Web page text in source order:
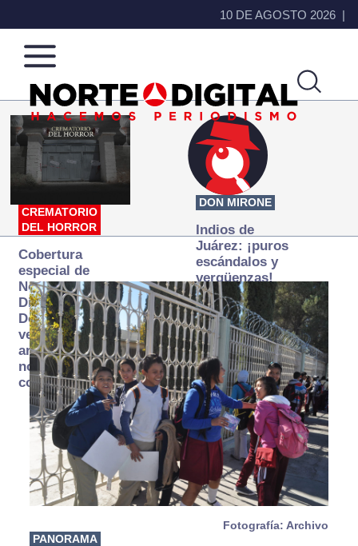
10 DE AGOSTO 2026
Norte
de
Ciudad
Más
que
noticias,
hacemos periodismo
CREMATORIO
DEL HORROR
Cobertura
especial de
Norte
Digital:
Donde la
verdad
arde… pero
no se
consume
DON MIRONE
Indios de
Juárez: ¡puros
escándalos y
vergüenzas!
Fotografía: Archivo
PANORAMA